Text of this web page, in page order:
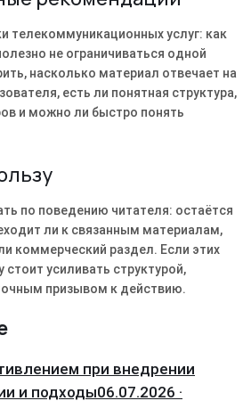
телекоммуникационных услуг: как
не ограничиваться одной
насколько материал отвечает на
есть ли понятная структура,
и можно ли быстро понять
по поведению читателя: остаётся
ли к связанным материалам,
коммерческий раздел. Если этих
стоит усиливать структурой,
призывом к действию.
при внедрении
и подходы06.07.2026 ·